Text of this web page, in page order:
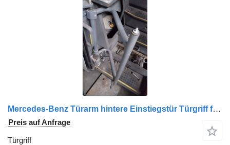
Mercedes-Benz Türarm hintere Einstiegstür Türgriff für Mercedes-Benz Tourismo, Travego, Setra 400 Bus
Preis auf Anfrage
Türgriff